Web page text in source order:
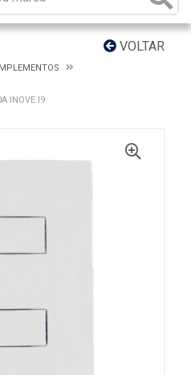
VOLTAR
INOVE I9